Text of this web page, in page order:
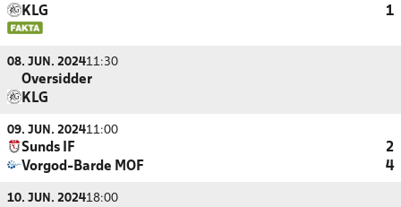
KLG
1
08. JUN. 202411:30
Oversidder
KLG
09. JUN. 202411:00
Sunds IF
2
Vorgod-Barde MOF
4
10. JUN. 202418:00